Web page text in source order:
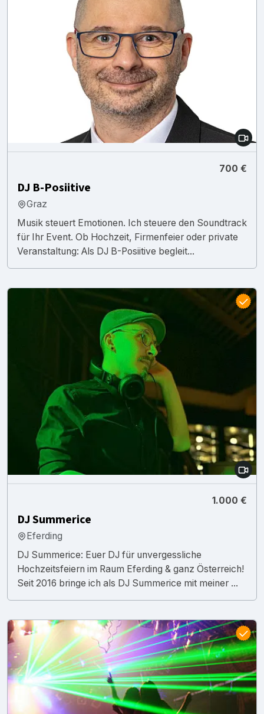
700 €
DJ B-Posiitive
Graz
Musik steuert Emotionen. Ich steuere den Soundtrack
für Ihr Event. Ob Hochzeit, Firmenfeier oder private
Veranstaltung: Als DJ B-Posiitive begleit...
1.000 €
DJ Summerice
Eferding
DJ Summerice: Euer DJ für unvergessliche
Hochzeitsfeiern im Raum Eferding & ganz Österreich!
Seit 2016 bringe ich als DJ Summerice mit meiner ...